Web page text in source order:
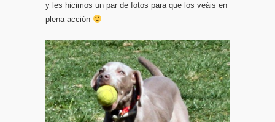
y les hicimos un par de fotos para que los veáis en
plena acción